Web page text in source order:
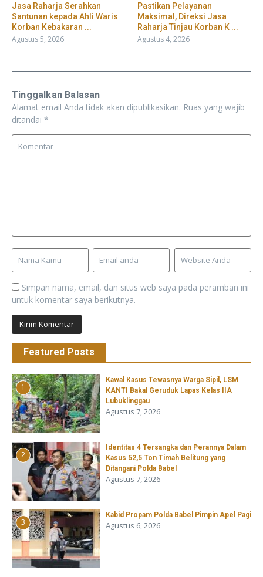
Jasa Raharja Serahkan
Santunan kepada Ahli Waris
Korban Kebakaran ...
Agustus 5, 2026
Pastikan Pelayanan
Maksimal, Direksi Jasa
Raharja Tinjau Korban K ...
Agustus 4, 2026
Tinggalkan Balasan
Alamat email Anda tidak akan dipublikasikan. Ruas yang wajib
ditandai *
Simpan nama, email, dan situs web saya pada peramban ini
untuk komentar saya berikutnya.
Featured Posts
1
Kawal Kasus Tewasnya Warga Sipil, LSM
KANTI Bakal Geruduk Lapas Kelas IIA
Lubuklinggau
Agustus 7, 2026
2
Identitas 4 Tersangka dan Perannya Dalam
Kasus 52,5 Ton Timah Belitung yang
Ditangani Polda Babel
Agustus 7, 2026
3
Kabid Propam Polda Babel Pimpin Apel Pagi
Agustus 6, 2026